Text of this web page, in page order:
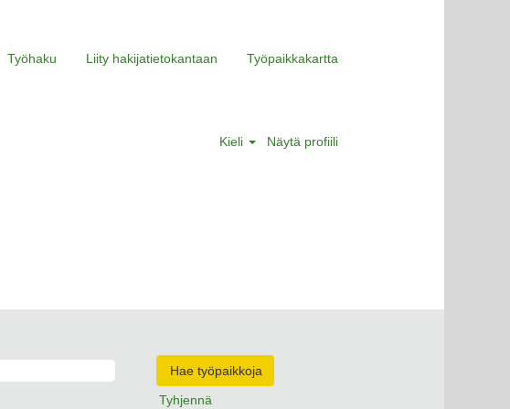
Työhaku Liity hakijatietokantaan Työpaikkakartta
Kieli Näytä profiili
Tyhjennä